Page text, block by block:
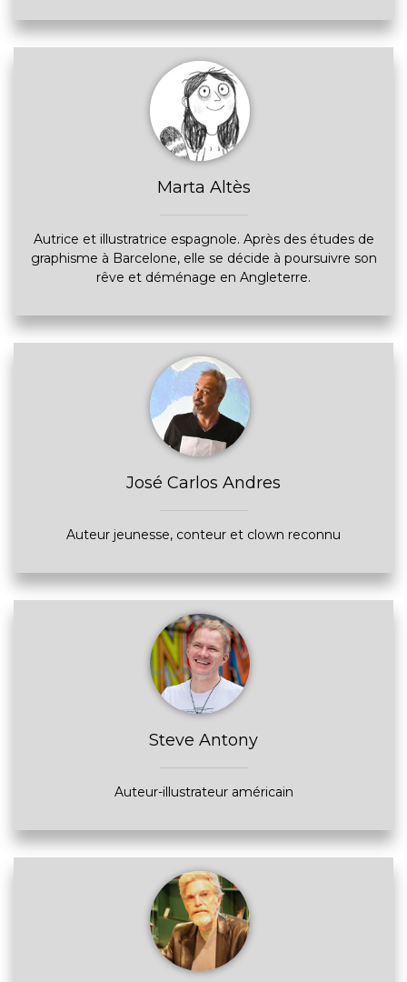
Marta Altès
Autrice et illustratrice espagnole. Après des études de
graphisme à Barcelone, elle se décide à poursuivre son
rêve et déménage en Angleterre.
José Carlos Andres
Auteur jeunesse, conteur et clown reconnu
Steve Antony
Auteur-illustrateur américain